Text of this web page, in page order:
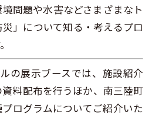
問題や水害などさまざまなト
」について知る・考えるプロ
の展示ブースでは、施設紹介
料配布を行うほか、南三陸町
ログラムについてご紹介いた